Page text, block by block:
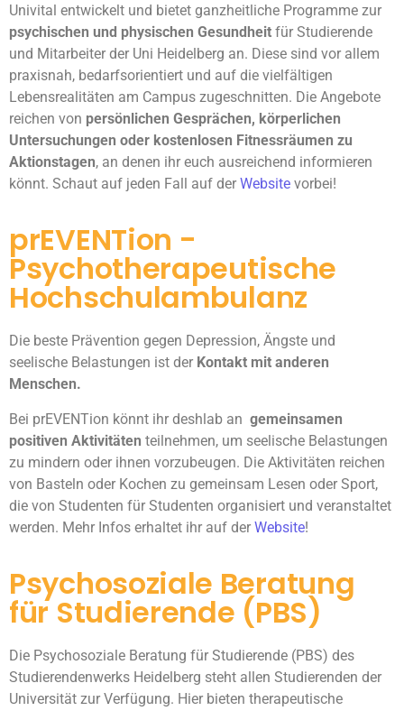
Univital entwickelt und bietet ganzheitliche Programme zur
psychischen und physischen Gesundheit für Studierende
und Mitarbeiter der Uni Heidelberg an. Diese sind vor allem
praxisnah, bedarfsorientiert und auf die vielfältigen
Lebensrealitäten am Campus zugeschnitten. Die Angebote
reichen von persönlichen Gesprächen, körperlichen
Untersuchungen oder kostenlosen Fitnessräumen zu
Aktionstagen, an denen ihr euch ausreichend informieren
könnt. Schaut auf jeden Fall auf der Website vorbei!
prEVENTion -
Psychotherapeutische
Hochschulambulanz
Die beste Prävention gegen Depression, Ängste und
seelische Belastungen ist der Kontakt mit anderen
Menschen.
Bei prEVENTion könnt ihr deshlab an gemeinsamen
positiven Aktivitäten teilnehmen, um seelische Belastungen
zu mindern oder ihnen vorzubeugen. Die Aktivitäten reichen
von Basteln oder Kochen zu gemeinsam Lesen oder Sport,
die von Studenten für Studenten organisiert und veranstaltet
werden. Mehr Infos erhaltet ihr auf der Website!
Psychosoziale Beratung
für Studierende (PBS)
Die Psychosoziale Beratung für Studierende (PBS) des
Studierendenwerks Heidelberg steht allen Studierenden der
Universität zur Verfügung. Hier bieten therapeutische